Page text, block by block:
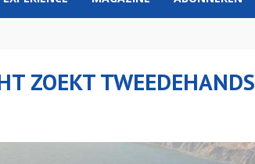
ZOEKT TWEEDEHANDS